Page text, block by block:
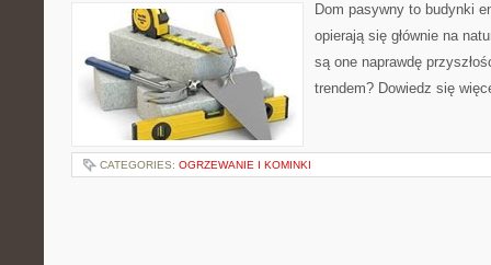
Dom pasywny to budynki
opierają się głównie na
są one naprawdę
trendem? Dowiedz się
CATEGORIES: OGRZEWANIE I KOMINKI